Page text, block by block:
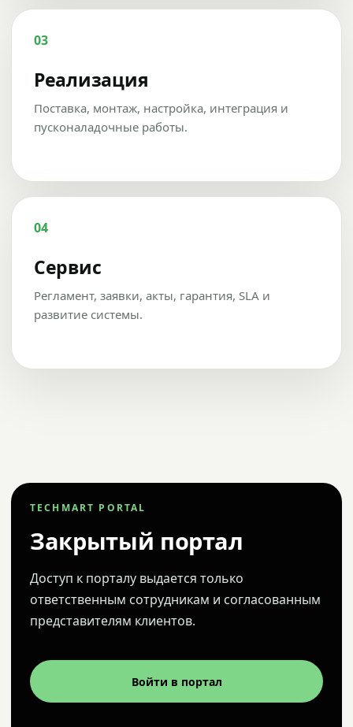
03
Реализация
Поставка, монтаж, настройка, интеграция и
пусконаладочные работы.
04
Сервис
Регламент, заявки, акты, гарантия, SLA и
развитие системы.
TECHMART PORTAL
Закрытый портал
Доступ к порталу выдается только
ответственным сотрудникам и согласованным
представителям клиентов.
Войти в портал